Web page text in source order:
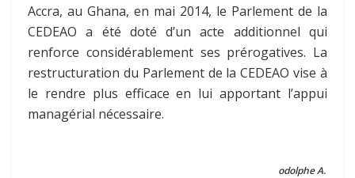
Accra, au Ghana, en mai 2014, le Parlement de la
CEDEAO a été doté d’un acte additionnel qui
renforce considérablement ses prérogatives. La
restructuration du Parlement de la CEDEAO vise à
le rendre plus efficace en lui apportant l’appui
managérial nécessaire.
odolphe A.